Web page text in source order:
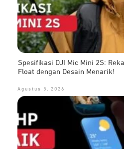
Spesifikasi DJI Mic Mini 2S:
Float dengan Desain Menarik!
Agustus 5, 2026